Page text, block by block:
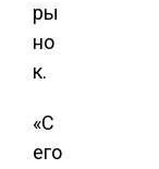
ры
но
к.
«С
его